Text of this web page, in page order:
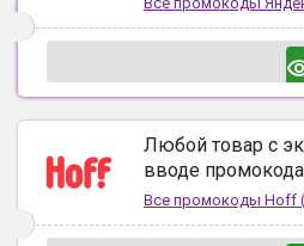
Любой товар с
вводе
Все промокоды Hoff (